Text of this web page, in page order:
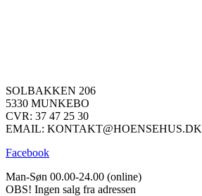
SOLBAKKEN 206
5330 MUNKEBO
CVR: 37 47 25 30
EMAIL: KONTAKT@HOENSEHUS.DK
Facebook
Man-Søn 00.00-24.00 (online)
OBS! Ingen salg fra adressen